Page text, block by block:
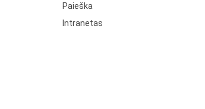
Paieška
Intranetas